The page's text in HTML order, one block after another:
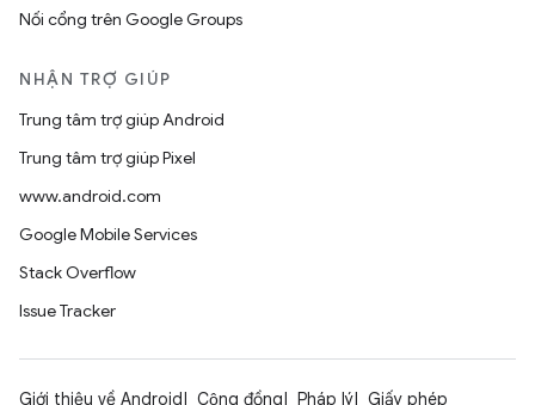
Nối cổng trên Google Groups
NHẬN TRỢ GIÚP
Trung tâm trợ giúp Android
Trung tâm trợ giúp Pixel
www.android.com
Google Mobile Services
Stack Overflow
Issue Tracker
Giới thiệu về Android Cộng đồng Pháp lý Giấy phép